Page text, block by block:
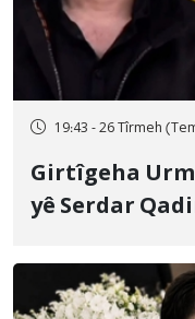
19:43 - 26 Tîrmeh
Girtîgeha
yê Serdar